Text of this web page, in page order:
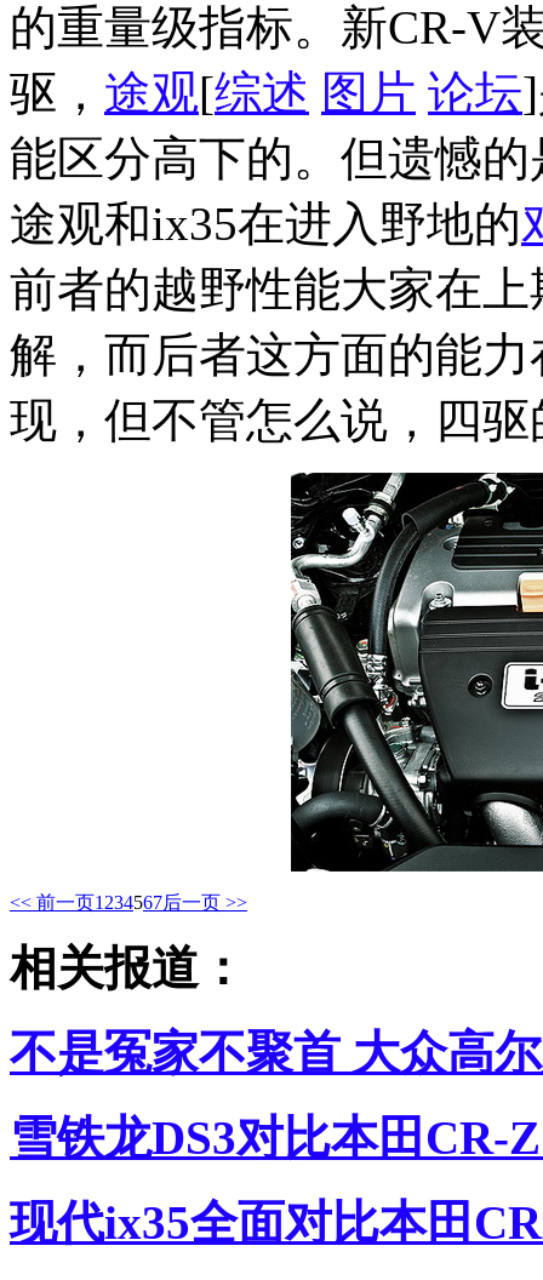
的重量级指标。新CR-V
驱， 途观[综述 图片 论坛
能区分高下的。但遗憾
途观和ix35在进入野地的
前者的越野性能大家在
解，而后者这方面的能
现，但不管怎么说，四
<< 前一页1 234567后一页 >>
相关报道：
不是冤家不聚首 大众高
雪铁龙DS3对比本田CR-
现代ix35全面对比本田